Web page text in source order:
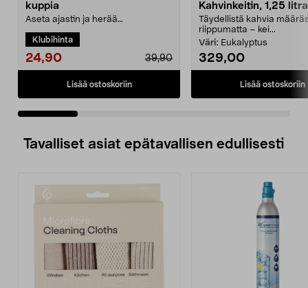
kuppia
Aseta ajastin ja herää
Kahvinkeitin – 10 kuppia, ...
Klubihinta
24,90 39,90
Lisää ostoskoriin
Kahvinkeitin, 1,25
Täydellistä kahvia
riippumatta – kei...
Väri: Eukalyptus
329,00
Lisää ostoskoriin
Tavalliset asiat epätavallisen edullisesti